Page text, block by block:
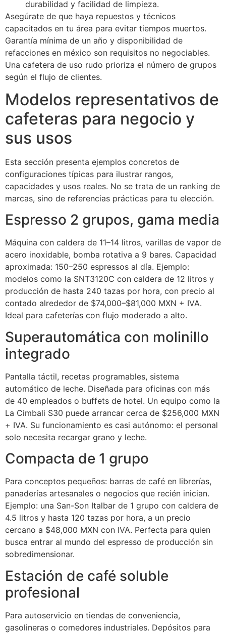
durabilidad y facilidad de limpieza.
Asegúrate de que haya repuestos y técnicos
capacitados en tu área para evitar tiempos muertos.
Garantía mínima de un año y disponibilidad de
refacciones en méxico son requisitos no negociables.
Una cafetera de uso rudo prioriza el número de grupos
según el flujo de clientes.
Modelos representativos de
cafeteras para negocio y
sus usos
Esta sección presenta ejemplos concretos de
configuraciones típicas para ilustrar rangos,
capacidades y usos reales. No se trata de un ranking de
marcas, sino de referencias prácticas para tu elección.
Espresso 2 grupos, gama media
Máquina con caldera de 11–14 litros, varillas de vapor de
acero inoxidable, bomba rotativa a 9 bares. Capacidad
aproximada: 150–250 espressos al día. Ejemplo:
modelos como la SNT3120C con caldera de 12 litros y
producción de hasta 240 tazas por hora, con precio al
contado alrededor de $74,000–$81,000 MXN + IVA.
Ideal para cafeterías con flujo moderado a alto.
Superautomática con molinillo
integrado
Pantalla táctil, recetas programables, sistema
automático de leche. Diseñada para oficinas con más
de 40 empleados o buffets de hotel. Un equipo como la
La Cimbali S30 puede arrancar cerca de $256,000 MXN
+ IVA. Su funcionamiento es casi autónomo: el personal
solo necesita recargar grano y leche.
Compacta de 1 grupo
Para conceptos pequeños: barras de café en librerías,
panaderías artesanales o negocios que recién inician.
Ejemplo: una San-Son Italbar de 1 grupo con caldera de
4.5 litros y hasta 120 tazas por hora, a un precio
cercano a $48,000 MXN con IVA. Perfecta para quien
busca entrar al mundo del espresso de producción sin
sobredimensionar.
Estación de café soluble
profesional
Para autoservicio en tiendas de conveniencia,
gasolineras o comedores industriales. Depósitos para